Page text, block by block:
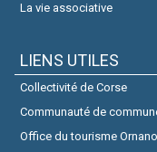
La vie associative
LIENS UTILES
Collectivité de Corse
Communauté de
Office du tourisme